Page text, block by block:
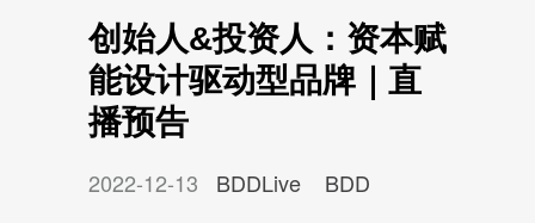
创始人&投资人：资本赋
能设计驱动型品牌｜直
播预告
2022-12-13 BDDLive BDD